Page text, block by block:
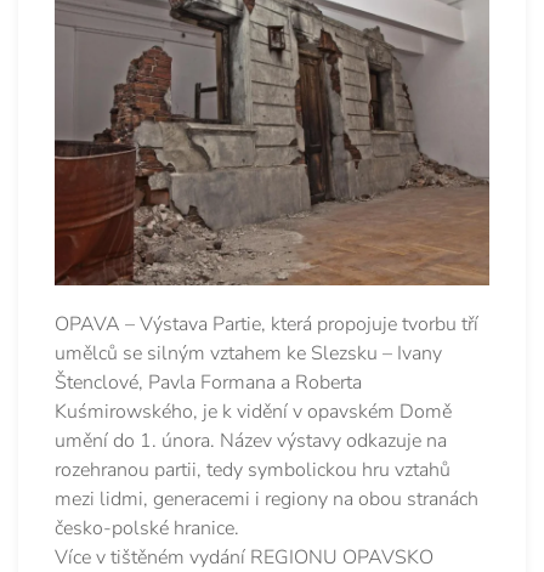
OPAVA – Výstava Partie, která propojuje tvorbu tří
umělců se silným vztahem ke Slezsku – Ivany
Štenclové, Pavla Formana a Roberta
Kuśmirowského, je k vidění v opavském Domě
umění do 1. února. Název výstavy odkazuje na
rozehranou partii, tedy symbolickou hru vztahů
mezi lidmi, generacemi i regiony na obou stranách
česko-polské hranice.
Více v tištěném vydání REGIONU OPAVSKO